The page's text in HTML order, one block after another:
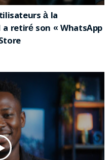
à la
retiré son « WhatsApp